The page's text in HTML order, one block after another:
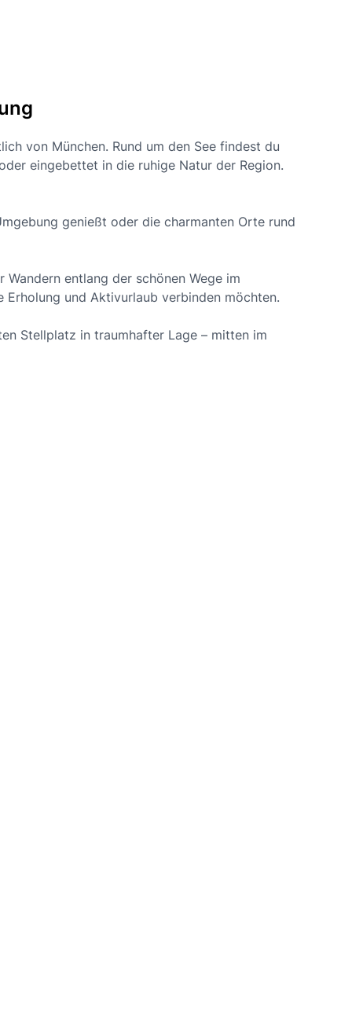
von München. Rund um den See findest du
eingebettet in die ruhige Natur der Region.
genießt oder die charmanten Orte rund
entlang der schönen Wege im
Erholung und Aktivurlaub verbinden möchten.
Stellplatz in traumhafter Lage – mitten im